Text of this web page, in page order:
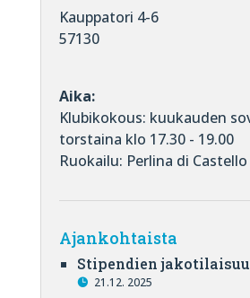
Kauppatori 4-6
57130
Aika:
Klubikokous: kuukauden
torstaina klo 17.30 - 19.00
Ruokailu: Perlina di
Ajankohtaista
Stipendien
21.12. 2025